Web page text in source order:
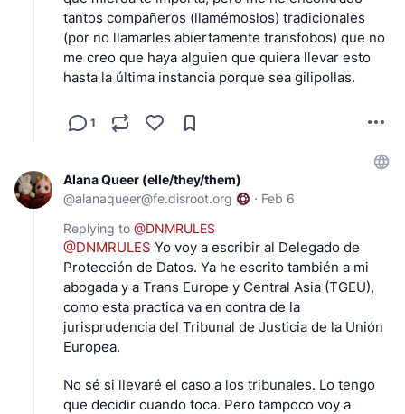
tantos compañeros (llamémoslos) tradicionales
(por no llamarles abiertamente transfobos) que no
me creo que haya alguien que quiera llevar esto
hasta la última instancia porque sea gilipollas.
1
Alana Queer (elle/they/them)
@alanaqueer@fe.disroot.org · Feb 6
Replying to @DNMRULES
@DNMRULES Yo voy a escribir al Delegado de
Protección de Datos. Ya he escrito también a mi
abogada y a Trans Europe y Central Asia (TGEU),
como esta practica va en contra de la
jurisprudencia del Tribunal de Justicia de la Unión
Europea.
No sé si llevaré el caso a los tribunales. Lo tengo
que decidir cuando toca. Pero tampoco voy a